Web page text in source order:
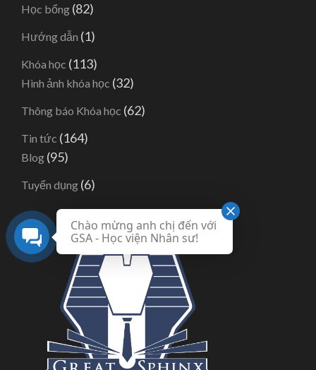
Học bổng (82)
Hướng dẫn (1)
Khóa học (113)
Hình ảnh khóa học (32)
Thông báo Khóa học (62)
Tin tức (164)
Blog (95)
Tuyển dụng (6)
Chào mừng anh chị đến với
GSA - Học viện Nhân sư!